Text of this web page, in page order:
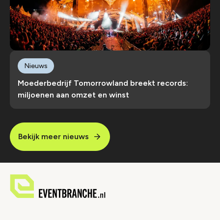
Moederbedrijf Tomorrowland breekt records:
miljoenen aan omzet en winst
Nieuws
Bekijk meer nieuws